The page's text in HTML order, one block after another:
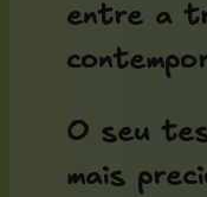
entre a
O seu
mais